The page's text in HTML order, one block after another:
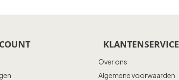
KLANTENSERVICE
Over ons
Algemene voorwaarden